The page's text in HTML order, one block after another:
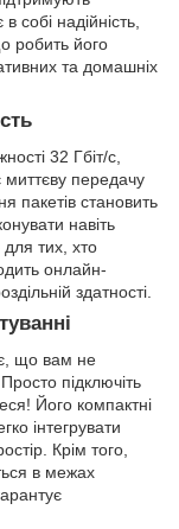
собі надійність,
робить його
та домашніх
32 Гбіт/с,
передачу
пакетів становить
навіть
тих, хто
онлайн-
здатності.
що вам не
підключіть
Його компактні
інтегрувати
Крім того,
в межах